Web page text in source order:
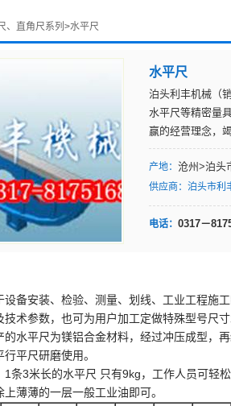
、直角尺系列 >水平尺
水平尺
泊头利丰机械（
水平尺等精密量
赢的经营理念，
产地： 沧州>泊头
供应商： 泊头市利
电话： 0317－
备安装、检验、测量、划线、工业工程施工
术参数，也可为用户加工定做特殊型号尺寸
的水平尺为镁铝合金材料，经过冲压成型，
平尺研磨使用。
条3米长的水平尺 只有9kg，工作人员可轻
薄薄的一层一般工业油即可。